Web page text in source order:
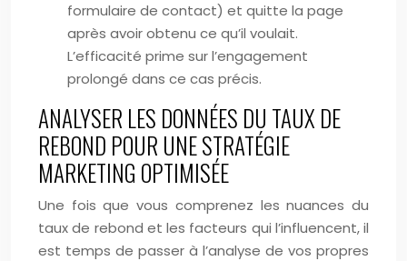
formulaire de contact) et quitte la page
après avoir obtenu ce qu’il voulait.
L’efficacité prime sur l’engagement
prolongé dans ce cas précis.
ANALYSER LES DONNÉES DU TAUX DE
REBOND POUR UNE STRATÉGIE
MARKETING OPTIMISÉE
Une fois que vous comprenez les nuances du
taux de rebond et les facteurs qui l’influencent, il
est temps de passer à l’analyse de vos propres